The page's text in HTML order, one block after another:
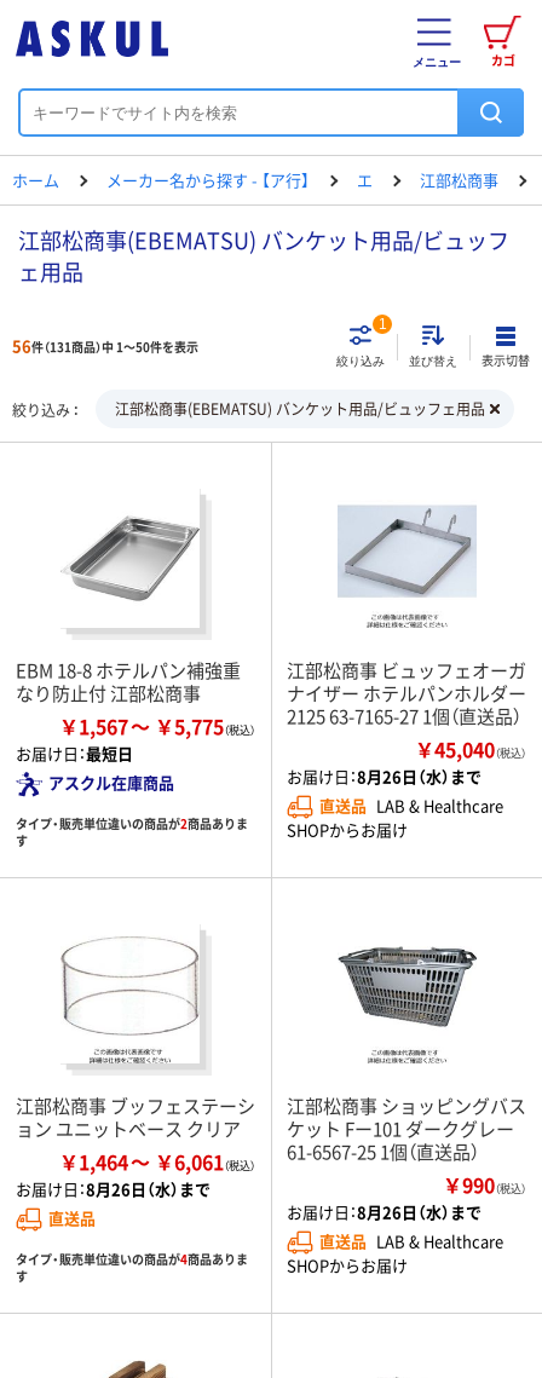
カゴ
メニュー
ホーム メーカー名から探す - 【ア行】 エ 江部松商事
江部松商事(EBEMATSU) バンケット用品/ビュッフ
ェ用品
56件（131商品）中 1～50件を表示
絞り込み
1
並び替え 表示切替
絞り込み 江部松商事(EBEMATSU) バンケット用品/ビュッフェ用品
EBM 18-8 ホテルパン補強重
なり防止付 江部松商事
￥1,567 ￥5,775
お届け日：最短日
アスクル在庫商品
タイプ・販売単位違いの商品が2商品ありま
す
江部松商事 ビュッフェオーガ
ナイザー ホテルパンホルダー
2125 63-7165-27 1個（直送品）
￥45,040（税込）
お届け日：8月26日（水）まで
直送品 LAB & Healthcare
SHOPからお届け
江部松商事 ブッフェステーシ
ョン ユニットベース クリア
￥1,464 ￥6,061
お届け日：8月26日（水）まで
直送品
タイプ・販売単位違いの商品が4商品ありま
す
江部松商事 ショッピングバス
ケット Fー101 ダークグレー
61-6567-25 1個（直送品）
￥990（税込）
お届け日：8月26日（水）まで
直送品 LAB & Healthcare
SHOPからお届け